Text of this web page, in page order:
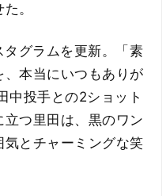
。
グラムを更新。「素
本当にいつもありが
中投手との2ショット
つ里田は、黒のワン
気とチャーミングな笑